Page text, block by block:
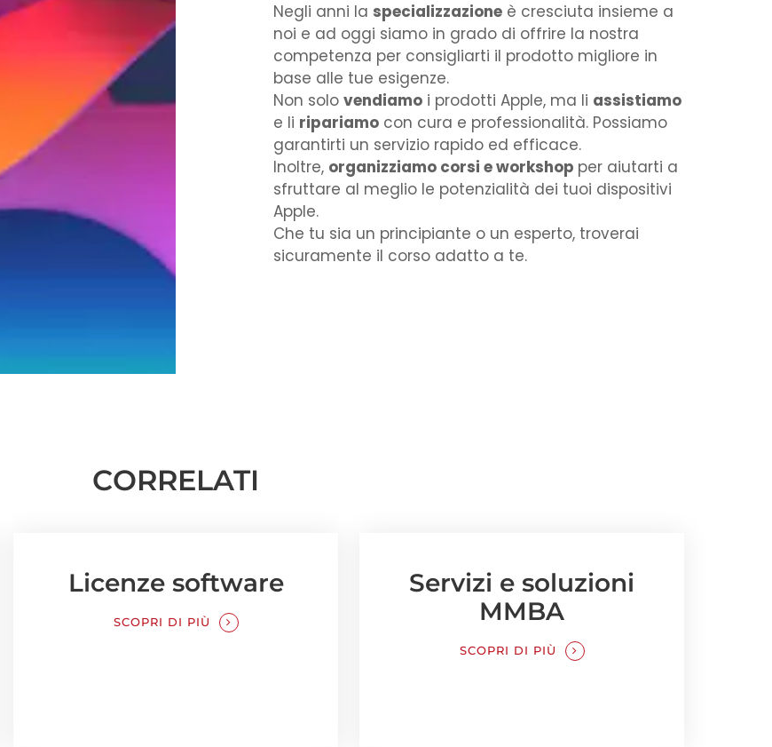
Negli anni la specializzazioneè cresciuta insieme a
noi e ad oggi siamo in grado di offrire la nostra
competenza per consigliarti il prodotto migliore in
base alle tue esigenze. ​
Non solo vendiamoi prodotti Apple, ma li assistiamo
e li ripariamocon cura e professionalità. Possiamo
garantirti un servizio rapido ed efficace. ​
Inoltre, organizziamo corsi e workshop per aiutarti a
sfruttare al meglio le potenzialità dei tuoi dispositivi
Apple.
Che tu sia un principiante o un esperto, troverai
sicuramente il corso adatto a te. ​
CORRELATI
Licenze software
SCOPRI DI PIÙ
Servizi e soluzioni
MMBA
SCOPRI DI PIÙ